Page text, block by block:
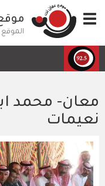
إلى
المحتوى
الرئيسي
Toggle
navigation
الموقع
معان- محمد
نعيمات